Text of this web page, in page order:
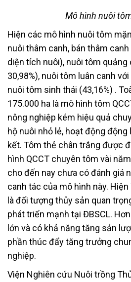
Mô hình nuôi
Hiện các mô hình nuôi tôm
nuôi thâm canh, bán thâm
diện tích nuôi), nuôi tôm
30,98%), nuôi tôm luân canh
nuôi tôm sinh thái (43,16%) .
175.000 ha là mô hình tôm
nông nghiệp kém hiệu quả
hộ nuôi nhỏ lẻ, hoạt động động
kết. Tôm thẻ chân trắng được
hình QCCT chuyên tôm vài
cho đến nay chưa có đánh giá
canh tác của mô hình này.
là đối tượng thủy sản quan
phát triển mạnh tại ĐBSCL.
lớn và có khả năng tăng sản
phần thúc đẩy tăng trưởng
nghiệp.
Viện Nghiên cứu Nuôi trồng